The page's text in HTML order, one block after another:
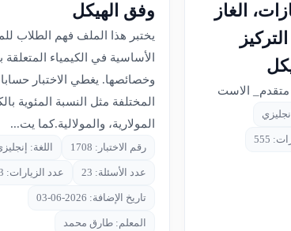
الغاز
الاست
555
وفق الهيكل
يختبر هذا الملف فهم الطلاب
الأساسية في الكيمياء المتعلقة
وخصائصها. يغطي الاختبار
المختلفة مثل النسبة المئوية
المولارية، والمولالية.كما يت...
رقم الاختبار: 1708 اللغة:
عدد الأسئلة: 23 عدد الزيارات: 283
تاريخ الإضافة: 2026-06-03
المعلم: طارق محمد